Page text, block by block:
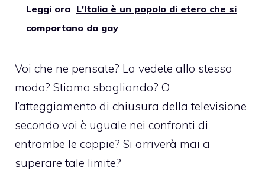
Leggi ora L'Italia è un popolo di etero che si
comportano da gay
Voi che ne pensate? La vedete allo stesso
modo? Stiamo sbagliando? O
l’atteggiamento di chiusura della televisione
secondo voi è uguale nei confronti di
entrambe le coppie? Si arriverà mai a
superare tale limite?